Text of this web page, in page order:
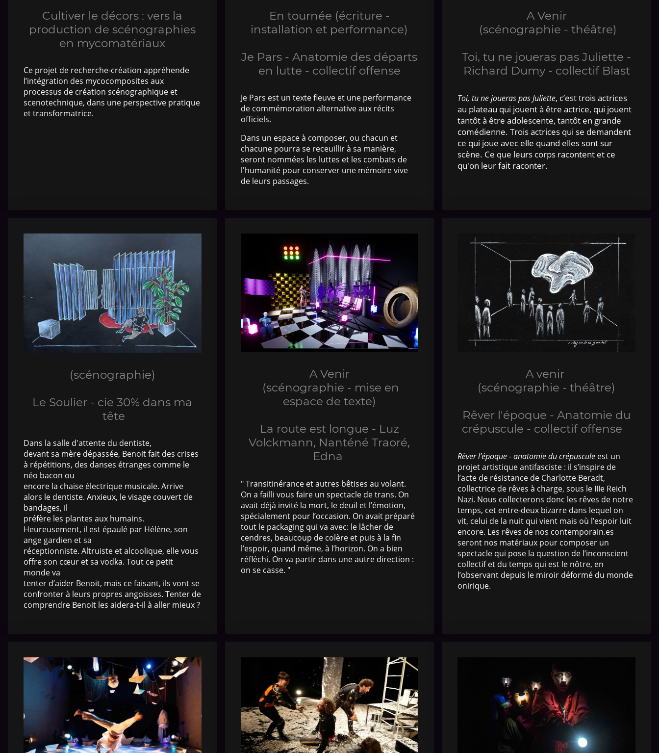
Cultiver le décors : vers la
production de scénographies
en mycomatériaux
Ce projet de recherche-création appréhende
l’intégration des mycocomposites aux
processus de création scénographique et
scenotechnique, dans une perspective pratique
et transformatrice.
En tournée (écriture -
installation et performance)
Je Pars - Anatomie des départs
en lutte - collectif offense
Je Pars est un texte fleuve et une performance
de commémoration alternative aux récits
officiels.
Dans un espace à composer, ou chacun et
chacune pourra se receuillir à sa manière,
seront nommées les luttes et les combats de
l'humanité pour conserver une mémoire vive
de leurs passages.
A Venir
(scénographie - théâtre)
Toi, tu ne joueras pas Juliette -
Richard Dumy - collectif Blast
Toi, tu ne joueras pas Juliette, c’est trois actrices
au plateau qui jouent à être actrice, qui jouent
tantôt à être adolescente, tantôt en grande
comédienne. Trois actrices qui se demandent
ce qui joue avec elle quand elles sont sur
scène. Ce que leurs corps racontent et ce
qu'on leur fait raconter.
(scénographie)
Le Soulier - cie 30% dans ma
tête
Dans la salle d'attente du dentiste,
devant sa mère dépassée, Benoit fait des crises
à répétitions, des danses étranges comme le
néo bacon ou
encore la chaise électrique musicale. Arrive
alors le dentiste. Anxieux, le visage couvert de
bandages, il
préfère les plantes aux humains.
Heureusement, il est épaulé par Hélène, son
ange gardien et sa
réceptionniste. Altruiste et alcoolique, elle vous
offre son cœur et sa vodka. Tout ce petit
monde va
tenter d’aider Benoit, mais ce faisant, ils vont se
confronter à leurs propres angoisses. Tenter de
comprendre Benoit les aidera-t-il à aller mieux ?
A Venir
(scénographie - mise en
espace de texte)
La route est longue - Luz
Volckmann, Nanténé Traoré,
Edna
" Transitinérance et autres bêtises au volant.
On a failli vous faire un spectacle de trans. On
avait déjà invité la mort, le deuil et l’émotion,
spécialement pour l’occasion. On avait préparé
tout le packaging qui va avec: le lâcher de
cendres, beaucoup de colère et puis à la fin
l’espoir, quand même, à l’horizon. On a bien
réfléchi. On va partir dans une autre direction :
on se casse. "
A venir
(scénographie - théâtre)
Rêver l'époque - Anatomie du
crépuscule - collectif offense
Rêver l’époque - anatomie du crépuscule est un
projet artistique antifasciste : il s’inspire de
l’acte de résistance de Charlotte Beradt,
collectrice de rêves à charge, sous le IIIe Reich
Nazi. Nous collecterons donc les rêves de notre
temps, cet entre-deux bizarre dans lequel on
vit, celui de la nuit qui vient mais où l’espoir luit
encore. Les rêves de nos contemporain.es
seront nos matériaux pour composer un
spectacle qui pose la question de l’inconscient
collectif et du temps qui est le nôtre, en
l’observant depuis le miroir déformé du monde
onirique.